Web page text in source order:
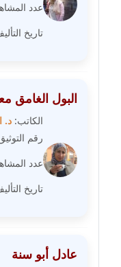
مدونة فيرا
مدونة كريمان
مدونة كنوز صلاح
عدد
تاريخ
البول الغامق
الكاتب: د.
رقم
عدد
تاريخ
عادل أبو سنة